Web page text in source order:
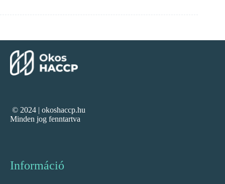
© 2024 | okoshaccp.hu
Minden jog fenntartva
Információ